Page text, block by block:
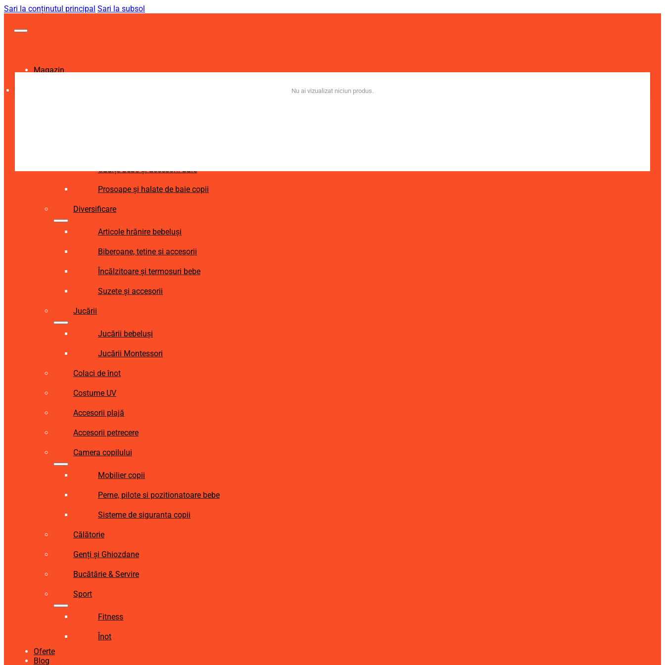
Sari la conținutul principal Sari la subsol
Magazin
Cădițe bebe și accesorii baie
Prosoape și halate de baie copii
Diversificare
Articole hrănire bebeluși
Biberoane, tetine si accesorii
Încălzitoare și termosuri bebe
Suzete și accesorii
Jucării
Jucării bebeluși
Jucării Montessori
Colaci de înot
Costume UV
Accesorii plajă
Accesorii petrecere
Camera copilului
Mobilier copii
Perne, pilote si pozitionatoare bebe
Sisteme de siguranta copii
Călătorie
Genți și Ghiozdane
Bucătărie & Servire
Sport
Fitness
Înot
Oferte
Blog
Nu ai vizualizat niciun produs.